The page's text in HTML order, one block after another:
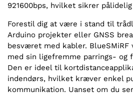
921600bps, hvilket sikrer
Forestil dig at være i stand til
Arduino projekter eller GNSS
besværet med kabler.
med sin ligefremme parrings- og
Den er ideel til
indendørs, hvilket kræver enkel
kommunikation. Uanset om du